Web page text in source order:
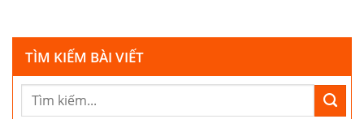
TÌM KIẾM BÀI VIẾT